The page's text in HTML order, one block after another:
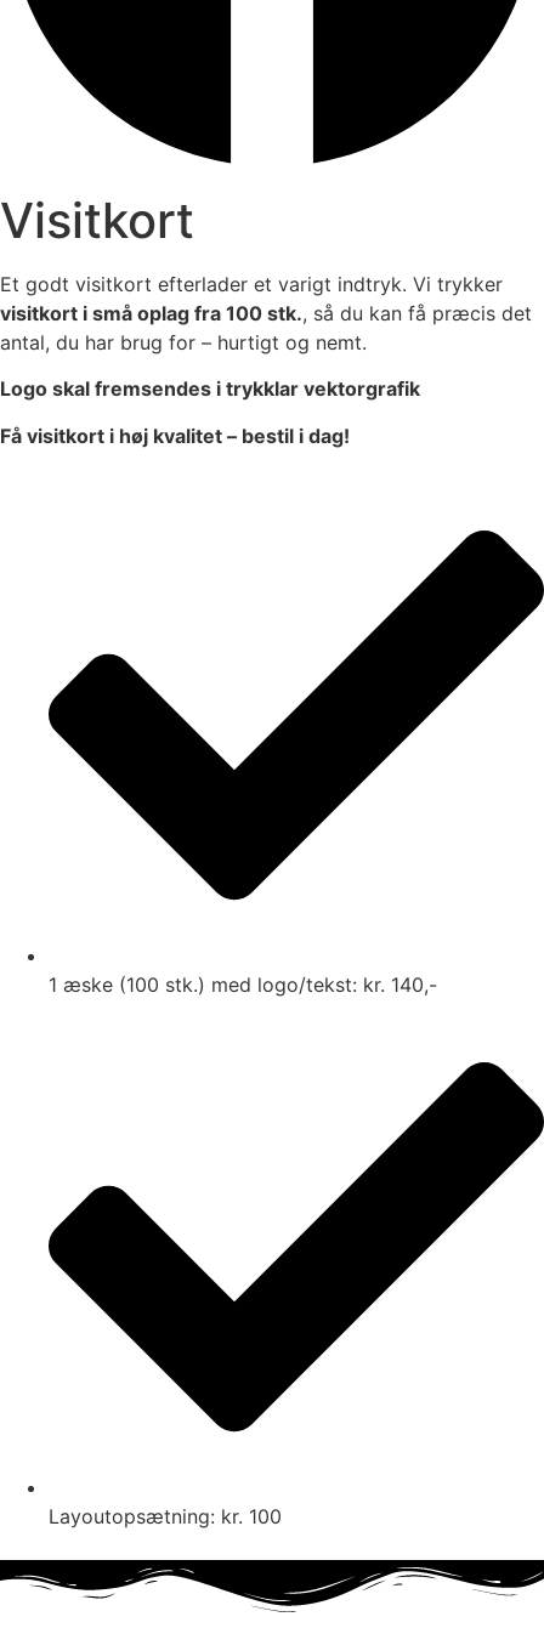
Visitkort
Et godt visitkort efterlader et varigt indtryk. Vi trykker
visitkort i små oplag fra 100 stk., så du kan få præcis det
antal, du har brug for – hurtigt og nemt.
Logo skal fremsendes i trykklar vektorgrafik
Få visitkort i høj kvalitet – bestil i dag!
1 æske (100 stk.) med logo/tekst: kr. 140,-
Layoutopsætning: kr. 100